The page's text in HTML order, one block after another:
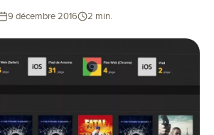
9 décembre 2016 2 min.